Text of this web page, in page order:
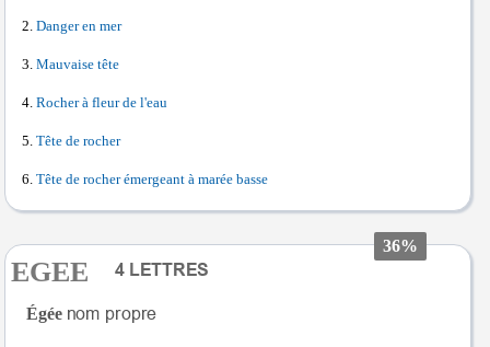
Danger en mer
Mauvaise tête
Rocher à fleur de l'eau
Tête de rocher
Tête de rocher émergeant à marée basse
36%
EGEE
Égée